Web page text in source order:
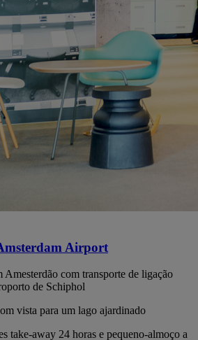
Airport
Amesterdão com transporte de ligação
de Schiphol
vista para um lago ajardinado
take-away 24 horas e pequeno-almoço a